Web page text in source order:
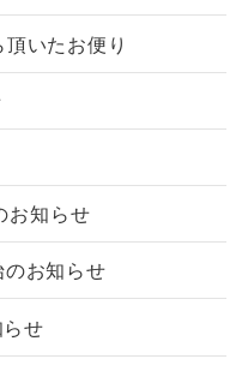
いたお便り
お知らせ
お知らせ
せ